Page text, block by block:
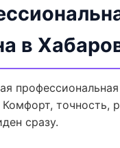
в
профессиональная
точность,
сразу.